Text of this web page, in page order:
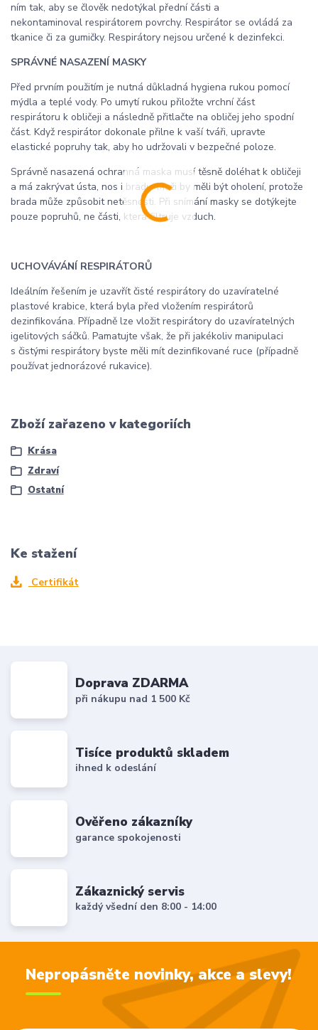
ním tak, aby se člověk nedotýkal přední části a
nekontaminoval respirátorem povrchy. Respirátor se ovládá za
tkanice či za gumičky. Respirátory nejsou určené k dezinfekci.
SPRÁVNÉ NASAZENÍ MASKY
Před prvním použitím je nutná důkladná hygiena rukou pomocí
mýdla a teplé vody. Po umytí rukou přiložte vrchní část
respirátoru k obličeji a následně přitlačte na obličej jeho spodní
část. Když respirátor dokonale přilne k vaší tváři, upravte
elastické popruhy tak, aby ho udržovali v bezpečné poloze.
Správně nasazená ochranná maska musí těsně doléhat k obličeji
a má zakrývat ústa, nos i bradu. Muži by měli být oholení, protože
brada může způsobit netěsnosti. Při snímání masky se dotýkejte
pouze popruhů, ne části, která filtruje vzduch.
UCHOVÁVÁNÍ RESPIRÁTORŮ
Ideálním řešením je uzavřít čisté respirátory do uzavíratelné
plastové krabice, která byla před vložením respirátorů
dezinfikována. Případně lze vložit respirátory do uzavíratelných
igelitových sáčků. Pamatujte však, že při jakékoliv manipulaci
s čistými respirátory byste měli mít dezinfikované ruce (případně
používat jednorázové rukavice).
Zboží zařazeno v kategoriích
Krása
Zdraví
Ostatní
Ke stažení
Certifikát
Doprava ZDARMA
při nákupu nad 1 500 Kč
Tisíce produktů skladem
ihned k odeslání
Ověřeno zákazníky
garance spokojenosti
Zákaznický servis
každý všední den 8:00 - 14:00
Nepropásněte novinky, akce a slevy!